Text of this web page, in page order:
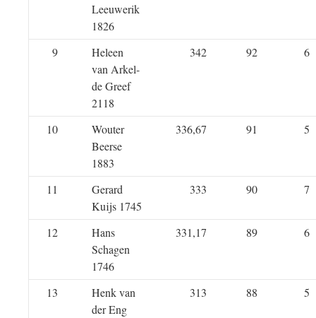
Leeuwerik
1826
9
Heleen
van Arkel-
de Greef
2118
342 92 6
10
Wouter
Beerse
1883
336,67 91 5
11
Gerard
Kuijs 1745
333 90 7
12
Hans
Schagen
1746
331,17 89 6
13
Henk van
der Eng
313 88 5